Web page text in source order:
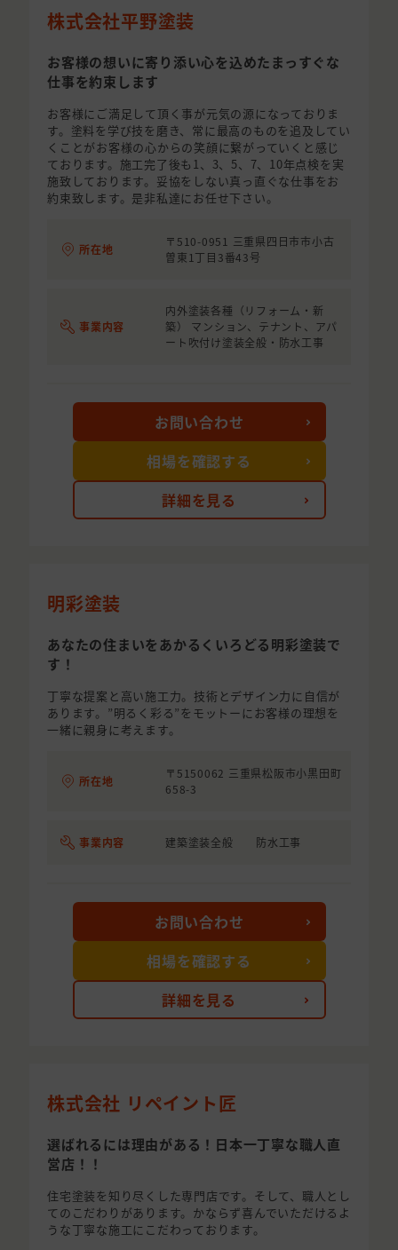
株式会社平野塗装
お客様の想いに寄り添い心を込めたまっすぐな
仕事を約束します
お客様にご満足して頂く事が元気の源になっておりま
す。塗料を学び技を磨き、常に最高のものを追及してい
くことがお客様の心からの笑顔に繋がっていくと感じ
ております。施工完了後も1、3、5、7、10年点検を実
施致しております。妥協をしない真っ直ぐな仕事をお
約束致します。是非私達にお任せ下さい。
所在地
〒510-0951 三重県四日市市小古
曽東1丁目3番43号
事業内容
内外塗装各種（リフォーム・新
築） マンション、テナント、アパ
ート吹付け塗装全般・防水工事
詳細を見る
お問い合わせ
相場を確認する
明彩塗装
あなたの住まいをあかるくいろどる明彩塗装で
す！
丁寧な提案と高い施工力。技術とデザイン力に自信が
あります。”明るく彩る”をモットーにお客様の理想を
一緒に親身に考えます。
所在地
〒5150062 三重県松阪市小黒田町
658-3
事業内容 建築塗装全般 防水工事
詳細を見る
お問い合わせ
相場を確認する
株式会社 リペイント匠
選ばれるには理由がある！日本一丁寧な職人直
営店！！
住宅塗装を知り尽くした専門店です。そして、職人とし
てのこだわりがあります。かならず喜んでいただけるよ
うな丁寧な施工にこだわっております。